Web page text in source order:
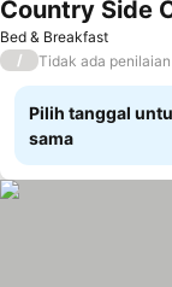
Bed & Breakfast
Country Side
/ Tidak ada
Pilih tanggal
sama